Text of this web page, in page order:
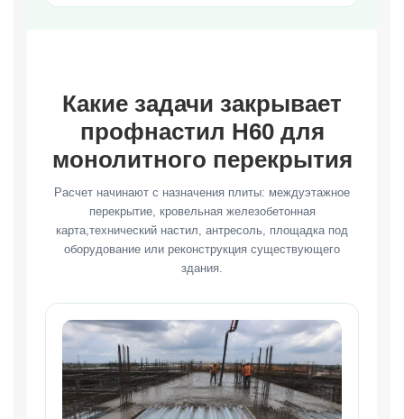
Какие задачи закрывает
профнастил Н60 для
монолитного перекрытия
Расчет начинают с назначения плиты: междуэтажное
перекрытие, кровельная железобетонная
карта,технический настил, антресоль, площадка под
оборудование или реконструкция существующего
здания.